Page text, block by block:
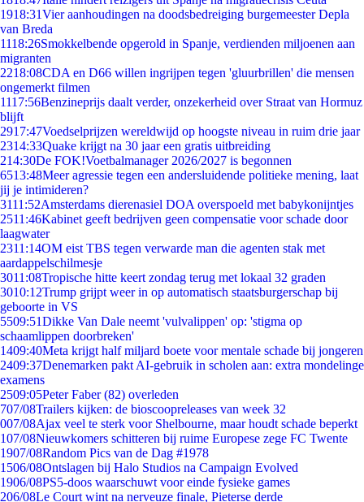
1918:31Vier aanhoudingen na doodsbedreiging burgemeester Depla
van Breda
1118:26Smokkelbende opgerold in Spanje, verdienden miljoenen aan
migranten
2218:08CDA en D66 willen ingrijpen tegen 'gluurbrillen' die mensen
ongemerkt filmen
1117:56Benzineprijs daalt verder, onzekerheid over Straat van Hormuz
blijft
2917:47Voedselprijzen wereldwijd op hoogste niveau in ruim drie jaar
2314:33Quake krijgt na 30 jaar een gratis uitbreiding
214:30De FOK!Voetbalmanager 2026/2027 is begonnen
6513:48Meer agressie tegen een andersluidende politieke mening, laat
jij je intimideren?
3111:52Amsterdams dierenasiel DOA overspoeld met babykonijntjes
2511:46Kabinet geeft bedrijven geen compensatie voor schade door
laagwater
2311:14OM eist TBS tegen verwarde man die agenten stak met
aardappelschilmesje
3011:08Tropische hitte keert zondag terug met lokaal 32 graden
3010:12Trump grijpt weer in op automatisch staatsburgerschap bij
geboorte in VS
5509:51Dikke Van Dale neemt 'vulvalippen' op: 'stigma op
schaamlippen doorbreken'
1409:40Meta krijgt half miljard boete voor mentale schade bij jongeren
2409:37Denemarken pakt AI-gebruik in scholen aan: extra mondelinge
examens
2509:05Peter Faber (82) overleden
707/08Trailers kijken: de bioscoopreleases van week 32
007/08Ajax veel te sterk voor Shelbourne, maar houdt schade beperkt
107/08Nieuwkomers schitteren bij ruime Europese zege FC Twente
1907/08Random Pics van de Dag #1978
1506/08Ontslagen bij Halo Studios na Campaign Evolved
1906/08PS5-doos waarschuwt voor einde fysieke games
206/08Le Court wint na nerveuze finale, Pieterse derde